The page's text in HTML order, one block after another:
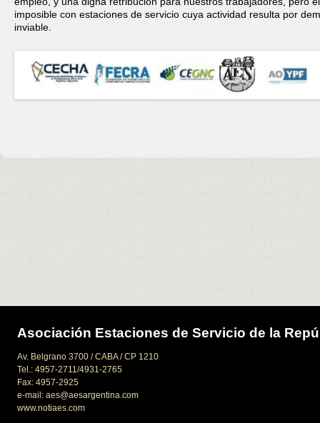
imposible con estaciones de servicio cuya actividad resulta por
inviable.
Asociación Estaciones de Servicio de la
Av. Belgrano 3700 / CABA / CP 1210
Tel.: 4957-2711/4931-2765
Fax: 4957-2925
e-mail: aes@aesargentina.com
www.notiaes.com